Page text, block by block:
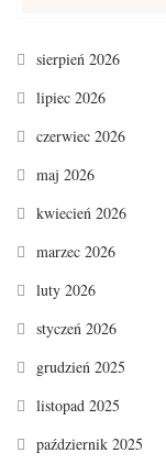
sierpień 2026
lipiec 2026
czerwiec 2026
maj 2026
kwiecień 2026
marzec 2026
luty 2026
styczeń 2026
grudzień 2025
listopad 2025
październik 2025